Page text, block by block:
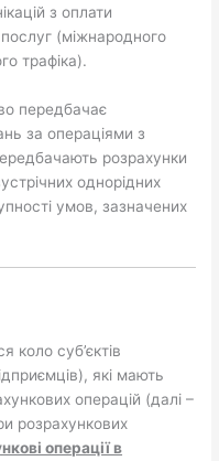
з оплати
(міжнародного
трафіка).
передбачає
за операціями з
розрахунки
однорідних
умов, зазначених
коло суб’єктів
які мають
операцій (далі –
розрахункових
операції в